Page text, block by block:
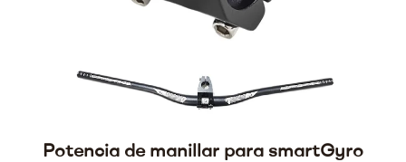
Potencia de manillar para smartGyro